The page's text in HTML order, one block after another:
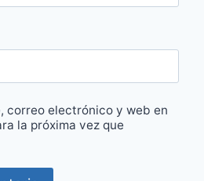
correo electrónico y web en
la próxima vez que